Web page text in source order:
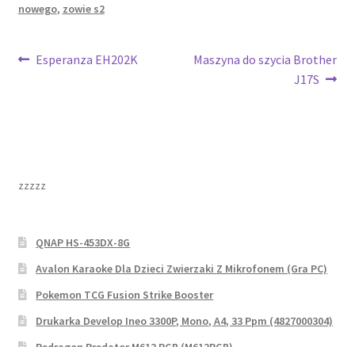
nowego, zowie s2
Nawigacja
Poprzedni
Esperanza EH202K
Następny
Maszyna do szycia Brother
J17S
zzzzz
QNAP HS-453DX-8G
Avalon Karaoke Dla Dzieci Zwierzaki Z Mikrofonem (Gra PC)
Pokemon TCG Fusion Strike Booster
Drukarka Develop Ineo 3300P, Mono, A4, 33 Ppm (4827000304)